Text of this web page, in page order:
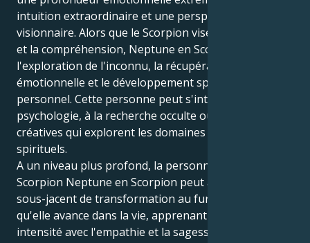
intuition extraordinaire et une perspicacité
visionnaire. Alors que le Scorpion vise la profondeur
et la compréhension, Neptune en Scorpion favorise
l'exploration de l'inconnu, la récupération
émotionnelle et le développement spirituel
personnel. Cette personne peut s'intéresser à la
psychologie, à la recherche occulte ou aux activités
créatives qui explorent les domaines émotionnels et
spirituels.
A un niveau plus profond, la personne Soleil
Scorpion Neptune en Scorpion peut avoir un thème
sous-jacent de transformation au fur et à mesure
qu'elle avance dans la vie, apprenant à équilibrer son
intensité avec l'empathie et la sagesse. Ils sont